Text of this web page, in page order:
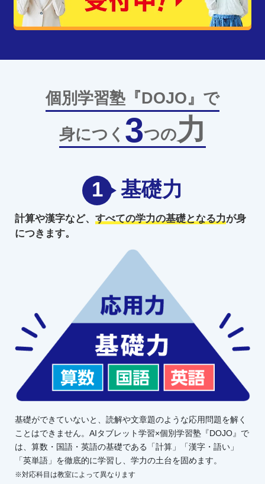
個別学習塾『DOJO』で
身につく 3つの力
1 基礎力
計算や漢字など、 すべての学力の基礎となる力が身
につきます。
基礎ができていないと、読解や文章題のような応用問題を解く
ことはできません。AIタブレット学習×個別学習塾『DOJO』で
は、算数・国語・英語の基礎である「計算」「漢字・語い」
「英単語」を徹底的に学習し、学力の土台を固めます。
※対応科目は教室によって異なります